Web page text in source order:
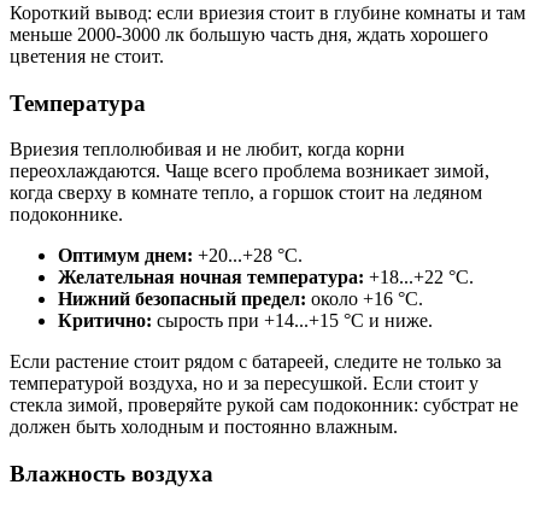
Короткий вывод: если вриезия стоит в глубине комнаты и там
меньше 2000-3000 лк большую часть дня, ждать хорошего
цветения не стоит.
Температура
Вриезия теплолюбивая и не любит, когда корни
переохлаждаются. Чаще всего проблема возникает зимой,
когда сверху в комнате тепло, а горшок стоит на ледяном
подоконнике.
Оптимум днем: +20...+28 °C.
Желательная ночная температура: +18...+22 °C.
Нижний безопасный предел: около +16 °C.
Критично: сырость при +14...+15 °C и ниже.
Если растение стоит рядом с батареей, следите не только за
температурой воздуха, но и за пересушкой. Если стоит у
стекла зимой, проверяйте рукой сам подоконник: субстрат не
должен быть холодным и постоянно влажным.
Влажность воздуха